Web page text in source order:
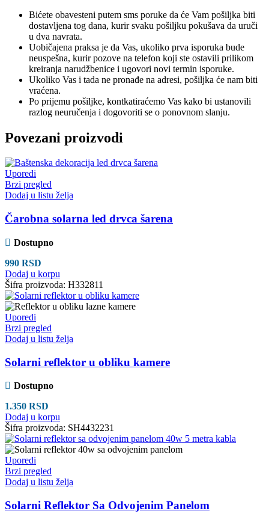
Bićete obavesteni putem sms poruke da će Vam pošiljka biti
dostavljena tog dana, kurir svaku pošiljku pokušava da uruči
u dva navrata.
Uobičajena praksa je da Vas, ukoliko prva isporuka bude
neuspešna, kurir pozove na telefon koji ste ostavili prilikom
kreiranja narudžbenice i ugovori novi termin isporuke.
Ukoliko Vas i tada ne pronađe na adresi, pošiljka će nam biti
vraćena.
Po prijemu pošiljke, kontkatiraćemo Vas kako bi ustanovili
razlog neuručenja i dogovoriti se o ponovnom slanju.
Povezani proizvodi
Uporedi
Brzi pregled
Dodaj u listu želja
Čarobna solarna led drvca šarena
Dostupno
990 RSD
Dodaj u korpu
Šifra proizvoda: H332811
Uporedi
Brzi pregled
Dodaj u listu želja
Solarni reflektor u obliku kamere
Dostupno
1.350 RSD
Dodaj u korpu
Šifra proizvoda: SH4432231
Uporedi
Brzi pregled
Dodaj u listu želja
Solarni Reflektor Sa Odvojenim Panelom